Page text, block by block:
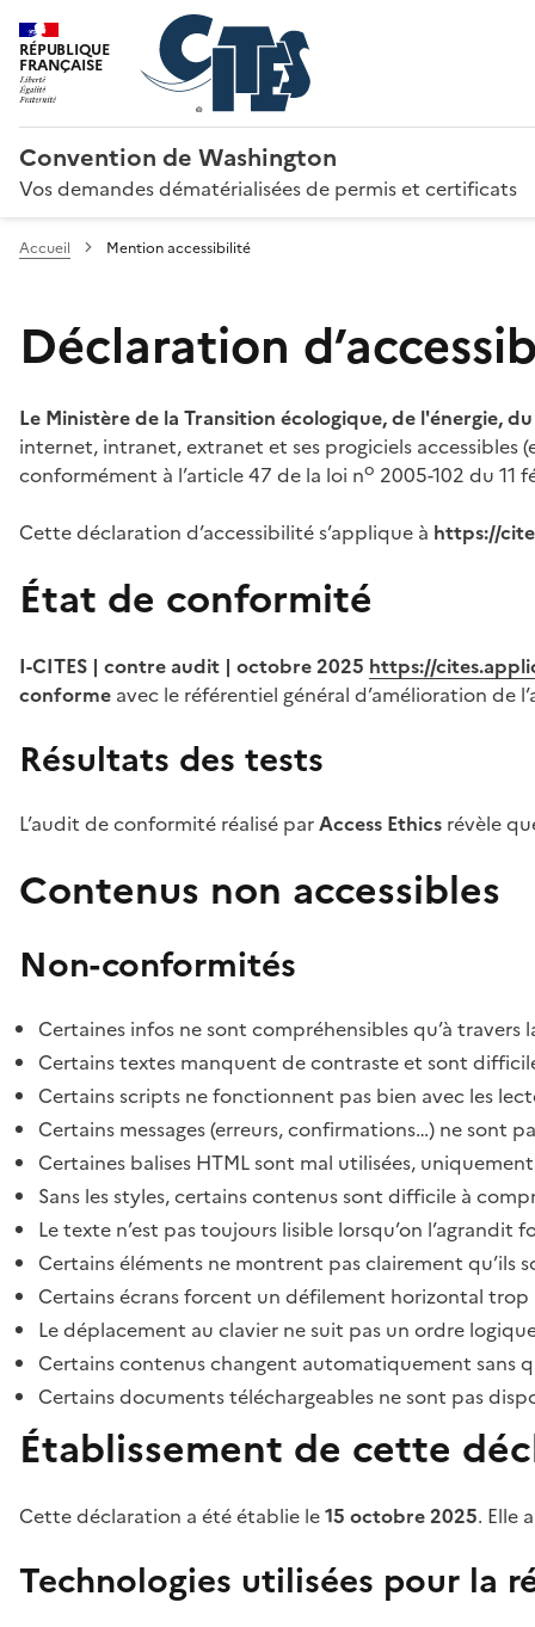
RÉPUBLIQUE
FRANÇAISE
Convention de Washington
Vos demandes dématérialisées de permis et certificats
Accueil Mention accessibilité
Déclaration
Le Ministère de la Transition écologique, de l'énergie,
internet, intranet, extranet et ses progiciels
conformément à l’article 47 de la loi no 2005-102 du 11
Cette déclaration d’accessibilité s’applique à https://
État de conformité
I-CITES | contre audit | octobre 2025 https://
conforme avec le référentiel général d’amélioration de
Résultats des tests
L’audit de conformité réalisé parAccess Ethics révèle
Contenus non accessibles
Non-conformités
Certaines infos ne sont compréhensibles qu’à travers
Certains textes manquent de contraste et sont
Certains scripts ne fonctionnent pas bien avec les
Certains messages (erreurs, confirmations…) ne sont
Certaines balises HTML sont mal utilisées,
Sans les styles, certains contenus sont difficile à
Le texte n’est pas toujours lisible lorsqu’on l’agrandit
Certains éléments ne montrent pas clairement qu’ils
Certains écrans forcent un défilement horizontal
Le déplacement au clavier ne suit pas un ordre
Certains contenus changent automatiquement sans
Certains documents téléchargeables ne sont pas
Établissement de cette
Cette déclaration a été établie le15 octobre 2025. Elle
Technologies utilisées pour la